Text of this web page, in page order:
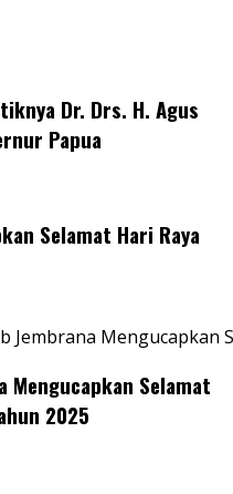
Dr. Drs. H. Agus
Papua
Selamat Hari Raya
Jembrana Mengucapkan
Mengucapkan Selamat
2025